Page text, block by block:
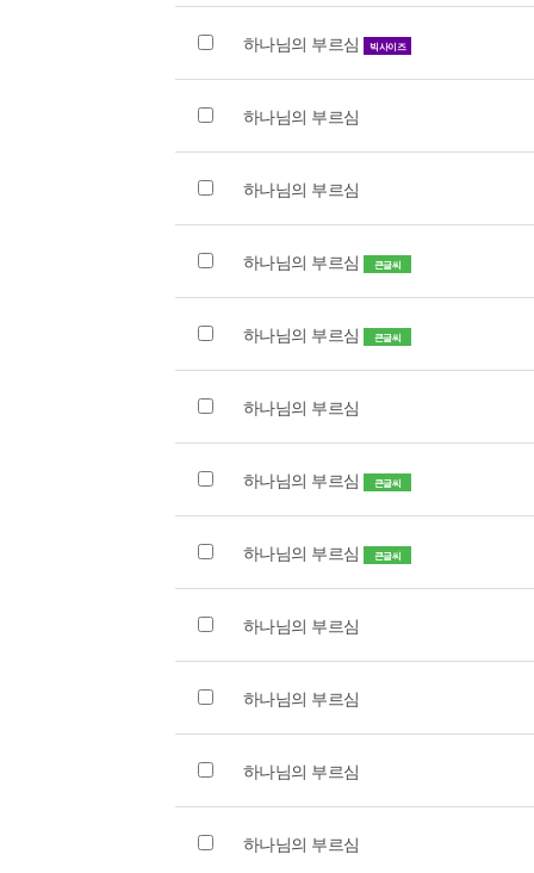
하나님의 부르심 빅사이즈
하나님의 부르심
하나님의 부르심
하나님의 부르심 큰글씨
하나님의 부르심 큰글씨
하나님의 부르심
하나님의 부르심 큰글씨
하나님의 부르심 큰글씨
하나님의 부르심
하나님의 부르심
하나님의 부르심
하나님의 부르심